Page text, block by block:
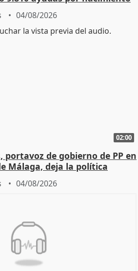
04/08/2026
02:00
portavoz de gobierno de PP en
Málaga, deja la política
04/08/2026